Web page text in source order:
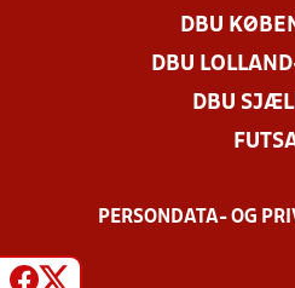
DBU
DBU
DBU
PERSONDATA- OG